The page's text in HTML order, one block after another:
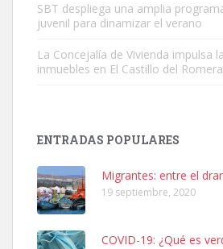
Leales.org » Gran Canaria
SBT despliega una amplia
juvenil para dinamizar el verano
La Concejalía de Vivienda impulsa
inmuebles en El Castillo del
ENTRADAS POPULARES
Migrantes: entre el
19 septiembre, 2020
COVID-19: ¿Qué es